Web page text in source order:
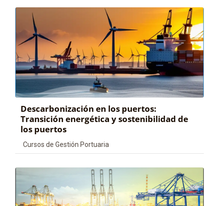
Descarbonización en los puertos:
Transición energética y sostenibilidad de
los puertos
Categoría de cursos
Cursos de Gestión Portuaria